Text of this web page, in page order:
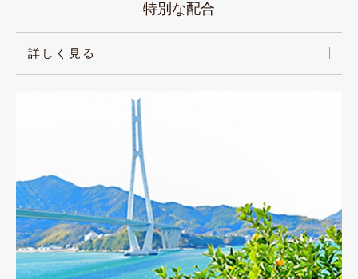
特別な配合
詳しく見る